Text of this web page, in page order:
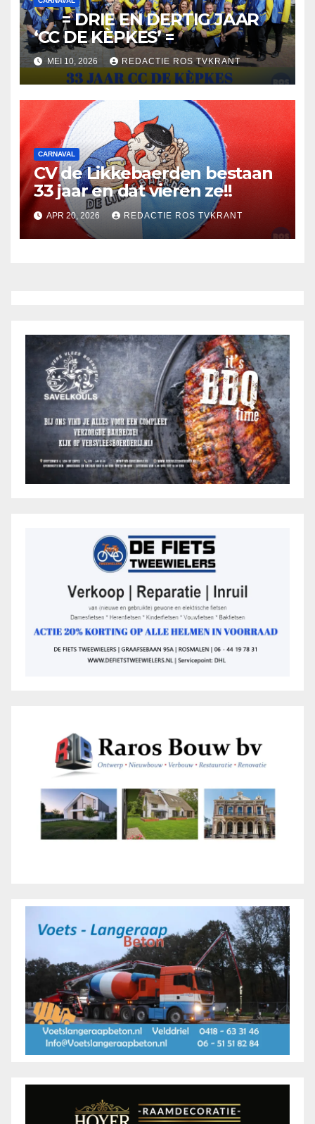
= DRIE EN DERTIG JAAR
‘CC DE KÈPKES’ =
MEI 10, 2026 REDACTIE ROS TVKRANT
CARNAVAL
CV de Likkebaerden bestaan
33 jaar en dat vieren ze!!
APR 20, 2026 REDACTIE ROS TVKRANT